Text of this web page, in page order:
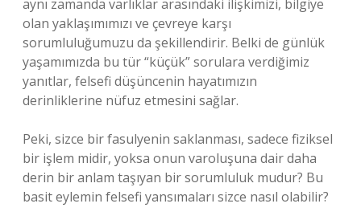
aynı zamanda varlıklar arasındaki ilişkimizi, bilgiye
olan yaklaşımımızı ve çevreye karşı
sorumluluğumuzu da şekillendirir. Belki de günlük
yaşamımızda bu tür “küçük” sorulara verdiğimiz
yanıtlar, felsefi düşüncenin hayatımızın
derinliklerine nüfuz etmesini sağlar.
Peki, sizce bir fasulyenin saklanması, sadece fiziksel
bir işlem midir, yoksa onun varoluşuna dair daha
derin bir anlam taşıyan bir sorumluluk mudur? Bu
basit eylemin felsefi yansımaları sizce nasıl olabilir?